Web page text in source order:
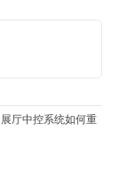
厅中控系统如何重